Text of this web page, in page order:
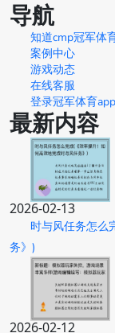
导航
知道cmp冠军体
案例中心
游戏动态
在线客服
登录冠军体育
最新内容
2026-02-13
时与风任务怎么
务》)
2026-02-12